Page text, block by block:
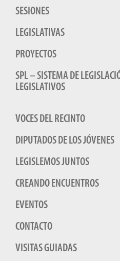
SESIONES
LEGISLATIVAS
PROYECTOS
SPL – SISTEMA DE
LEGISLATIVOS
VOCES DEL RECINTO
DIPUTADOS DE LOS JÓVENES
LEGISLEMOS JUNTOS
CREANDO ENCUENTROS
EVENTOS
CONTACTO
VISITAS GUIADAS